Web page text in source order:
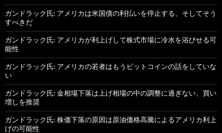
ガンドラック氏: アメリカは米国債の利払いを停止する、そしてそう
すべきだ
ガンドラック氏: アメリカが利上げして株式市場に冷水を浴びせる可
能性
ガンドラック氏: アメリカの若者はもうビットコインの話をしていな
い
ガンドラック氏: 金相場下落は上げ相場の中の調整に過ぎない、買い
増しを推奨
ガンドラック氏: 株価下落の原因は原油価格高騰によるアメリカ利上
げの可能性